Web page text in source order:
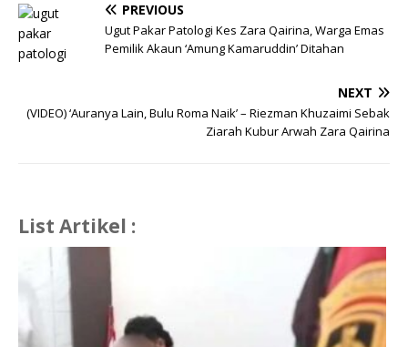
PREVIOUS
Ugut Pakar Patologi Kes Zara Qairina, Warga Emas
Pemilik Akaun ‘Amung Kamaruddin’ Ditahan
NEXT
(VIDEO) ‘Auranya Lain, Bulu Roma Naik’ – Riezman Khuzaimi Sebak
Ziarah Kubur Arwah Zara Qairina
List Artikel :